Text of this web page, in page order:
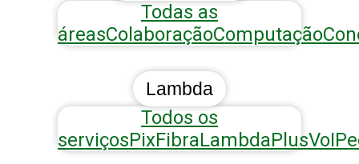
Todas as
áreasColaboraçãoComputação
Lambda
Todos os
serviçosPixFibraLambdaPlusVoIP